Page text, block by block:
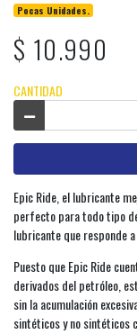
Pocas Unidades.
$ 10.990
CANTIDAD
Epic Ride, el lubricante
perfecto para todo tipo
lubricante que responde
Puesto que Epic Ride
derivados del petróleo,
sin la acumulación
sintéticos y no sintéticos